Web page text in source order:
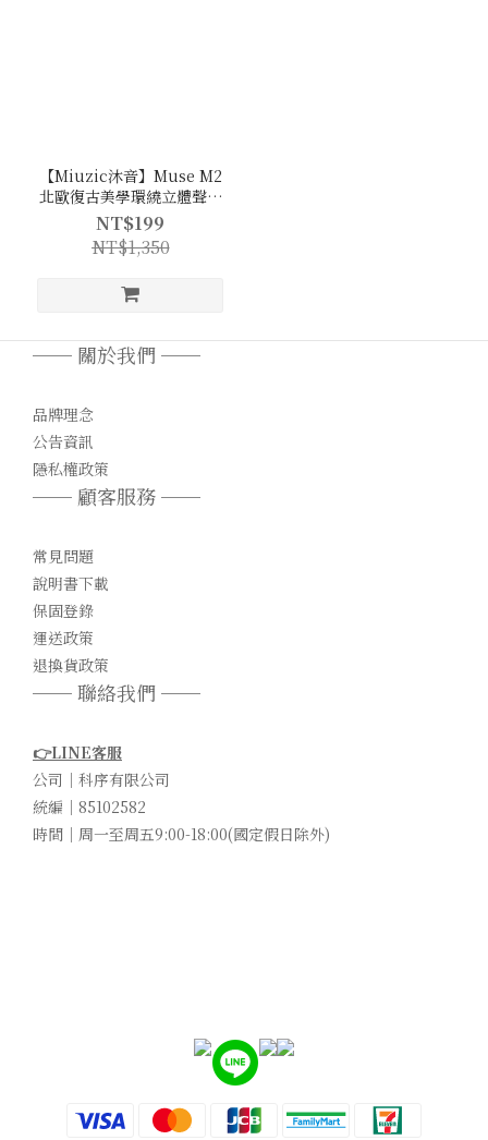
【Miuzic沐音】Muse M2
北歐復古美學環繞立體聲藍
牙喇叭
NT$199
NT$1,350
── 關於我們 ──
品牌理念
公告資訊
隱私權政策
── 顧客服務 ──
常見問題
說明書下載
保固登錄
運送政策
退換貨政策
── 聯絡我們 ──
👉LINE客服
公司｜科序有限公司
統編｜85102582
時間｜周一至周五9:00-18:00(國定假日除外)